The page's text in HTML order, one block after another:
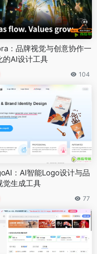
：品牌视觉与创意协作一
的AI设计工具
104
：AI智能Logo设计与品
觉生成工具
77